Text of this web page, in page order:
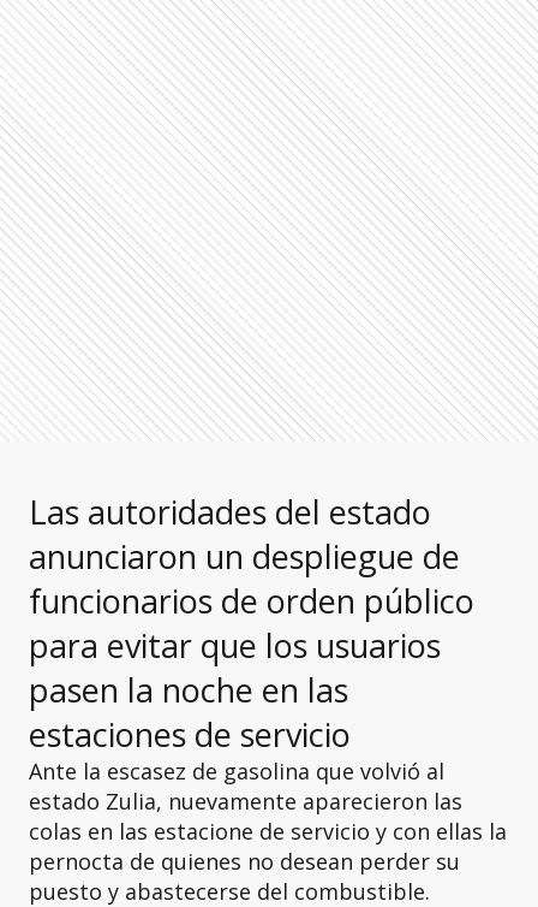
Las autoridades del estado
anunciaron un despliegue de
funcionarios de orden público
para evitar que los usuarios
pasen la noche en las
estaciones de servicio
Ante la escasez de gasolina que volvió al
estado Zulia, nuevamente aparecieron las
colas en las estacione de servicio y con ellas la
pernocta de quienes no desean perder su
puesto y abastecerse del combustible.